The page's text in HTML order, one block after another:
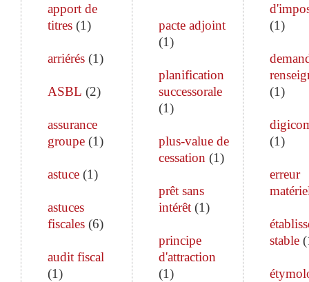
apport de
titres (1)
arriérés (1)
ASBL (2)
assurance
groupe (1)
astuce (1)
astuces
fiscales (6)
audit fiscal
(1)
pacte adjoint
(1)
planification
successorale
(1)
plus-value de
cessation (1)
prêt sans
intérêt(1)
principe
d'attraction
(1)
(1)
(1)
(1)
erreur
stable(